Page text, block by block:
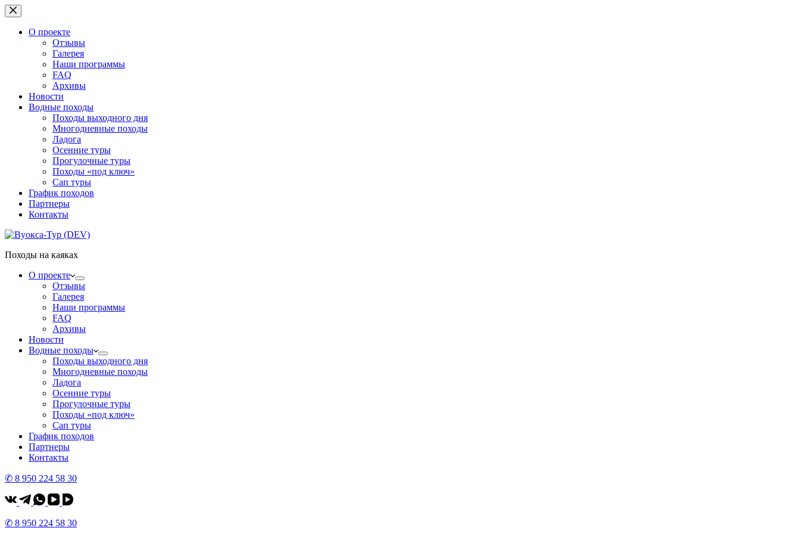
Перейти
к
сути
О проекте
Отзывы
Галерея
Наши программы
FAQ
Архивы
Новости
Водные походы
Походы выходного дня
Многодневные походы
Ладога
Осенние туры
Прогулочные туры
Походы «под ключ»
Сап туры
График походов
Партнеры
Контакты
Походы на каяках
О проекте
Отзывы
Галерея
Наши программы
FAQ
Архивы
Новости
Водные походы
Походы выходного дня
Многодневные походы
Ладога
Осенние туры
Прогулочные туры
Походы «под ключ»
Сап туры
График походов
Партнеры
Контакты
✆ 8 950 224 58 30
✆ 8 950 224 58 30